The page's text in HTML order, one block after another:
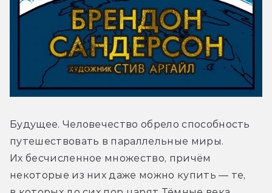
Будущее. Человечество обрело способность
путешествовать в параллельные миры.
Их бесчисленное множество, причём
некоторые из них даже можно купить — те,